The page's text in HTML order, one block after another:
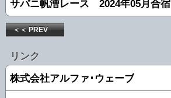
サバニ帆漕レース 2024年05月合宿
＜＜ PREV
リンク
株式会社アルファ･ウェーブ